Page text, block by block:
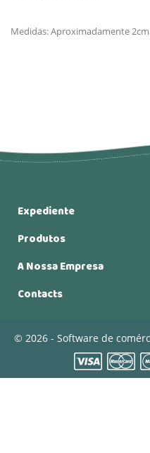
Medidas: Aproximadamente
Expediente
Produtos
A Nossa Empresa
Contacts
© 2026 - Software de